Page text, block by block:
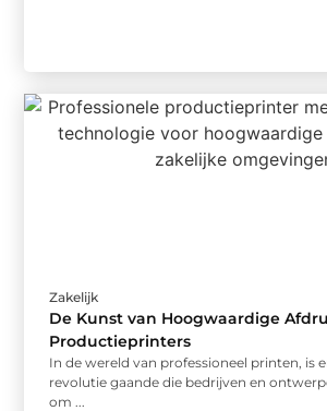
Zakelijk
De Kunst van Hoogwaardige
Productieprinters
In de wereld van professioneel printen, is
revolutie gaande die bedrijven en
om ...